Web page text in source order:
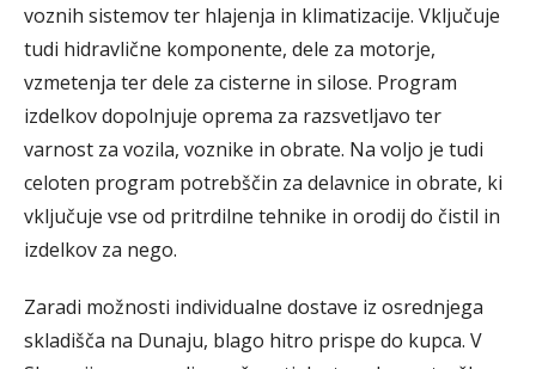
voznih sistemov ter hlajenja in klimatizacije. Vključuje
tudi hidravlične komponente, dele za motorje,
vzmetenja ter dele za cisterne in silose. Program
izdelkov dopolnjuje oprema za razsvetljavo ter
varnost za vozila, voznike in obrate. Na voljo je tudi
celoten program potrebščin za delavnice in obrate, ki
vključuje vse od pritrdilne tehnike in orodij do čistil in
izdelkov za nego.
Zaradi možnosti individualne dostave iz osrednjega
skladišča na Dunaju, blago hitro prispe do kupca. V